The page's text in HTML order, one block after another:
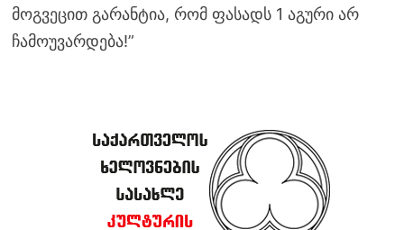
მოგვეცით გარანტია, რომ ფასადს 1 აგური არ
ჩამოუვარდება!”